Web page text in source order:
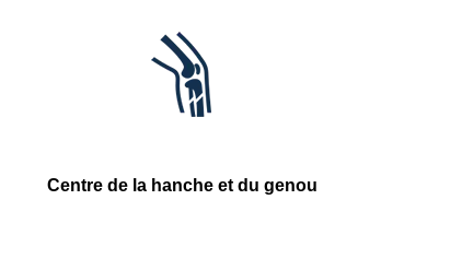
Centre de la hanche et du genou